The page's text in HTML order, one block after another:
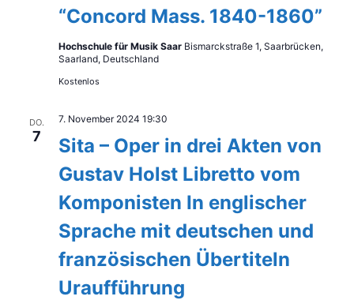
t
-
“Concord Mass. 1840-1860”
Hochschule für Musik Saar Bismarckstraße 1, Saarbrücken,
Saarland, Deutschland
Kostenlos
DO.
7
Sita – Oper in drei Akten von
Gustav Holst Libretto vom
Komponisten In englischer
Sprache mit deutschen und
französischen Übertiteln
Uraufführung
7. November 2024 19:30